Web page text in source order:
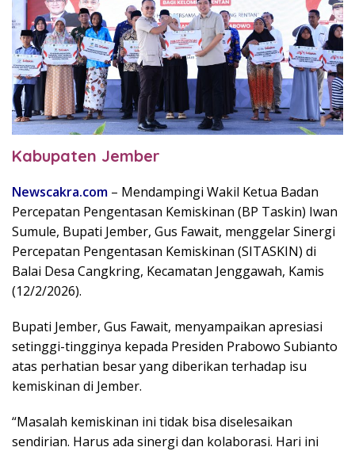
Kabupaten Jember
Newscakra.com – Mendampingi Wakil Ketua Badan
Percepatan Pengentasan Kemiskinan (BP Taskin) Iwan
Sumule, Bupati Jember, Gus Fawait, menggelar Sinergi
Percepatan Pengentasan Kemiskinan (SITASKIN) di
Balai Desa Cangkring, Kecamatan Jenggawah, Kamis
(12/2/2026).
Bupati Jember, Gus Fawait, menyampaikan apresiasi
setinggi-tingginya kepada Presiden Prabowo Subianto
atas perhatian besar yang diberikan terhadap isu
kemiskinan di Jember.
“Masalah kemiskinan ini tidak bisa diselesaikan
sendirian. Harus ada sinergi dan kolaborasi. Hari ini